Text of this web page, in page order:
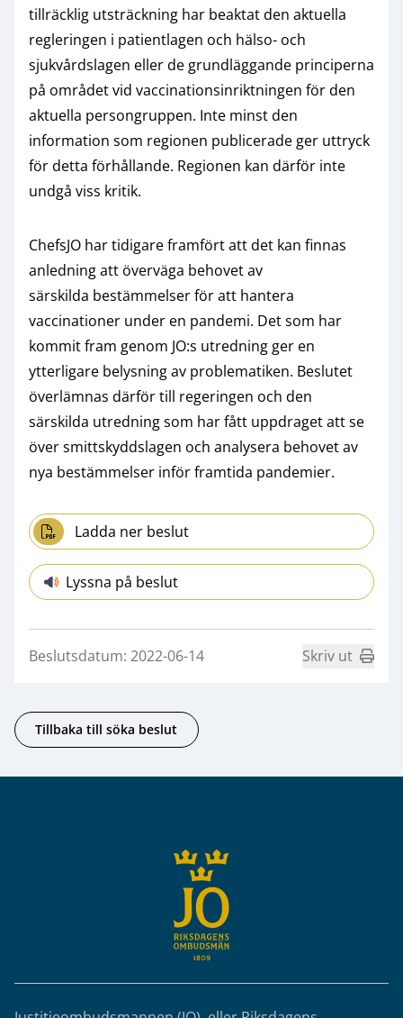
tillräcklig utsträckning har beaktat den aktuella
regleringen i patientlagen och hälso- och
sjukvårdslagen eller de grundläggande principerna
på området vid vaccinationsinriktningen för den
aktuella persongruppen. Inte minst den
information som regionen publicerade ger uttryck
för detta förhållande. Regionen kan därför inte
undgå viss kritik.
ChefsJO har tidigare framfört att det kan finnas
anledning att överväga behovet av
särskilda bestämmelser för att hantera
vaccinationer under en pandemi. Det som har
kommit fram genom JO:s utredning ger en
ytterligare belysning av problematiken. Beslutet
överlämnas därför till regeringen och den
särskilda utredning som har fått uppdraget att se
över smittskyddslagen och analysera behovet av
nya bestämmelser inför framtida pandemier.
Ladda ner beslut
Lyssna på beslut
Beslutsdatum: 2022-06-14 Skriv ut
Tillbaka till söka beslut